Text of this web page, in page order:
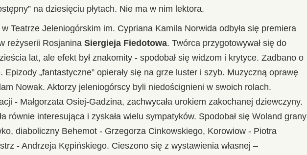
na dziesięciu płytach. Nie ma w nim lektora.
w Teatrze Jeleniogórskim im. Cypriana Kamila Norwida odbyła się premiera
reżyserii Rosjanina Siergieja Fiedotowa. Twórca przygotowywał się do
lat, ale efekt był znakomity - spodobał się widzom i krytyce. Zadbano o
Epizody „fantastyczne” opierały się na grze luster i szyb. Muzyczną oprawę
Nowak. Aktorzy jeleniogórscy byli niedoścignieni w swoich rolach.
- Małgorzata Osiej-Gadzina, zachwycała urokiem zakochanej dziewczyny.
równie interesująca i zyskała wielu sympatyków. Spodobał się Woland grany
diaboliczny Behemot - Grzegorza Cinkowskiego, Korowiow - Piotra
- Andrzeja Kępińskiego. Cieszono się z wystawienia własnej –